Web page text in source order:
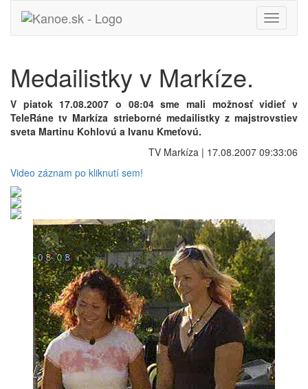
Toggle
Medailistky v Markíze.
V piatok 17.08.2007 o 08:04 sme mali možnosť vidieť v
TeleRáne tv Markíza strieborné medailistky z majstrovstiev
sveta Martinu Kohlovú a Ivanu Kmeťovú.
TV Markíza | 17.08.2007 09:33:06
Video záznam po kliknutí sem!